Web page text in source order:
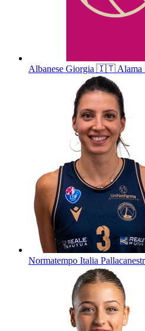
Albanese Giorgia 🇮🇹Alama
Normatempo Italia